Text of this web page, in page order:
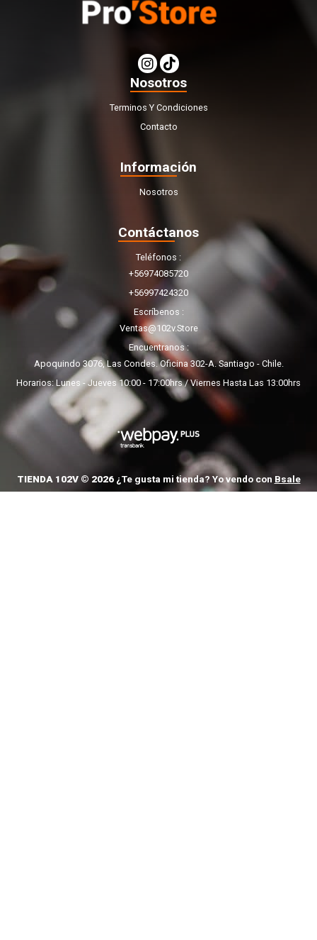
Nosotros
Terminos Y Condiciones
Contacto
Información
Nosotros
Contáctanos
Teléfonos
+56974085720
+56997424320
Escríbenos
Ventas@102v.store
Encuentranos
Apoquindo 3076, Las Condes. Oficina 302-A. Santiago - Chile.
Horarios: Lunes - Jueves 10:00 - 17:00hrs / Viernes Hasta Las 13:00hrs
TIENDA 102V © 2026¿Te gusta mi tienda? Yo vendo con Bsale